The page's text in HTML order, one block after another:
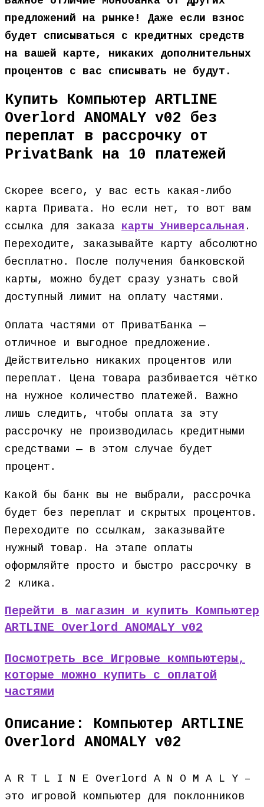
предложений на рынке! Даже если взнос
будет списываться с кредитных средств
на вашей карте, никаких дополнительных
процентов с вас списывать не будут.
Купить Компьютер ARTLINE
Overlord ANOMALY v02 без
переплат в рассрочку от
PrivatBank на 10 платежей
Скорее всего, у вас есть какая-либо
карта Привата. Но если нет, то вот вам
ссылка для заказа карты Универсальная .
Переходите, заказывайте карту абсолютно
бесплатно. После получения банковской
карты, можно будет сразу узнать свой
доступный лимит на оплату частями.
Оплата частями от ПриватБанка —
отличное и выгодное предложение.
Действительно никаких процентов или
переплат. Цена товара разбивается чётко
на нужное количество платежей. Важно
лишь следить, чтобы оплата за эту
рассрочку не производилась кредитными
средствами — в этом случае будет
процент.
Какой бы банк вы не выбрали, рассрочка
будет без переплат и скрытых процентов.
Переходите по ссылкам, заказывайте
нужный товар. На этапе оплаты
оформляйте просто и быстро рассрочку в
2 клика.
Перейти в магазин и купить Компьютер
ARTLINE Overlord ANOMALY v02
Посмотреть все Игровые компьютеры,
которые можно купить с оплатой
частями
Описание: Компьютер ARTLINE
Overlord ANOMALY v02
A R T L I N E Overlord A N O M A L Y –
это игровой компьютер для поклонников